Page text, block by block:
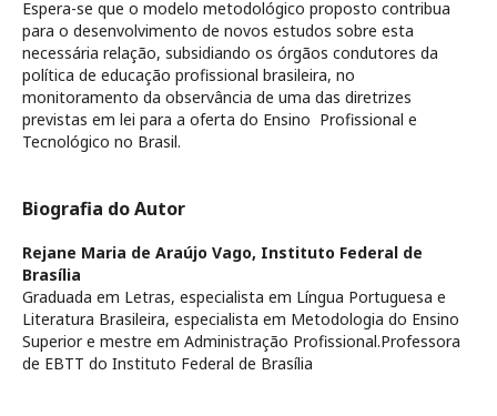
Espera-se que o modelo metodológico proposto contribua
para o desenvolvimento de novos estudos sobre esta
necessária relação, subsidiando os órgãos condutores da
política de educação profissional brasileira, no
monitoramento da observância de uma das diretrizes
previstas em lei para a oferta do Ensino Profissional e
Tecnológico no Brasil.
Biografia do Autor
Rejane Maria de Araújo Vago, Instituto Federal de
Brasília
Graduada em Letras, especialista em Língua Portuguesa e
Literatura Brasileira, especialista em Metodologia do Ensino
Superior e mestre em Administração Profissional.Professora
de EBTT do Instituto Federal de Brasília